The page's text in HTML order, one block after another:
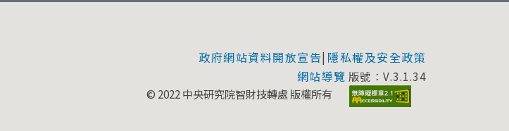
政府網站資料開放宣告| 隱私權及安全政策
網站導覽 版號：V.3.1.34
© 2022 中央研究院智財技轉處 版權所有